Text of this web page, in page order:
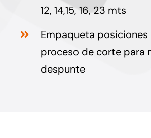
12, 14,15, 16, 23 mts
Empaqueta posiciones
proceso de corte para
despunte